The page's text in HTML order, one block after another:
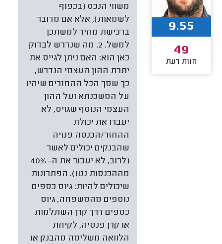
משווי הנכס (בכפוף
לשמאות), אלא אם מדובר
ברכישת מחיר למשתכן
למשל. 2. מה שנדרש לבדוק
כאן הוא: האם ניתן לגייס את
יתרת ההון העצמי הנדרש,
כך שסך הכל ההחזרים שיהיו
על המשכנתא ועל ההון
העצמי הנוסף שגויס, לא
יעברו את יכולת
ההחזר/הכנסה פנויה
שהבנקים יכולים לאשר
(לרוב, לא יעבור את ה- 40%
מההכנסות נטו). הפתרונות
שיכולים להיות: גיוס כספים
נוספים מהמשפחה, גיוס
כספים דרך קרן השתלמות
או קרן פנסיה, לקיחת
הלוואה משלימה מהבנק או
9.55
49
חוות דעת